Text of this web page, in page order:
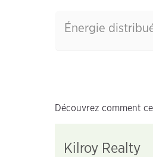
Énergie
Découvrez comment
Kilroy Realty